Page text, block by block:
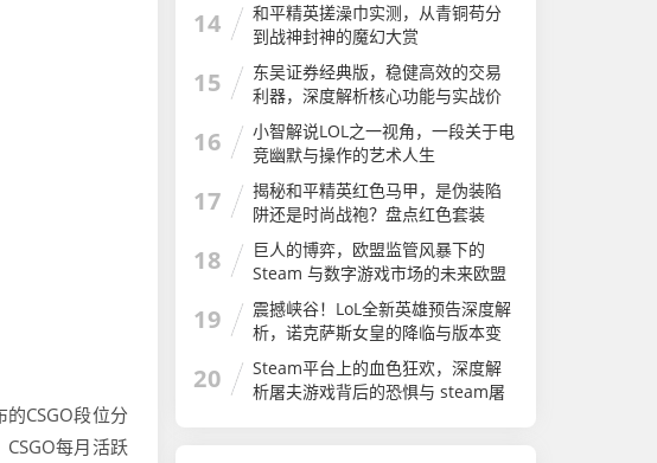
CSGO段位分
每月活跃
14
和平精英搓澡巾实测，从青铜苟分
到战神封神的魔幻大赏
15
东吴证券经典版，稳健高效的交易
利器，深度解析核心功能与实战价
值
16
小智解说LOL之一视角，一段关于电
竞幽默与操作的艺术人生
17
揭秘和平精英红色马甲，是伪装陷
阱还是时尚战袍？盘点红色套装
18
巨人的博弈，欧盟监管风暴下的
Steam 与数字游戏市场的未来欧盟
stem教育战略计划
19
震撼峡谷！LoL全新英雄预告深度解
析，诺克萨斯女皇的降临与版本变
革lol全新英雄预告在哪看
20
Steam平台上的血色狂欢，深度解
析屠夫游戏背后的恐惧与 steam屠